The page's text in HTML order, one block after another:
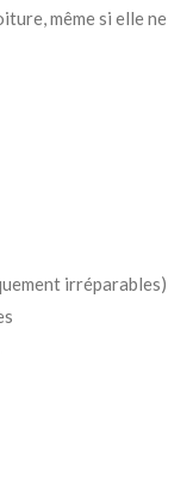
même si elle ne
irréparables)